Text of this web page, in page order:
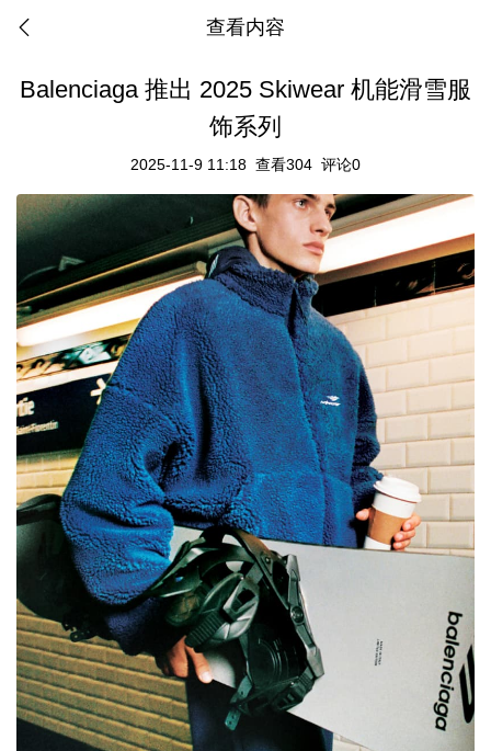
查看内容
Balenciaga 推出 2025 Skiwear 机能滑雪服
饰系列
2025-11-9 11:18 查看304 评论0